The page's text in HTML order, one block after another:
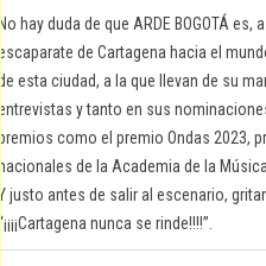
No hay duda de que ARDE BOGOTÁ
escaparate de Cartagena hacia el
de esta ciudad, a la que llevan de su
entrevistas y tanto en sus
premios como el premio Ondas 2023,
nacionales de la Academia de la
Y justo antes de salir al escenario,
“¡¡¡¡Cartagena nunca se rinde!!!!”.